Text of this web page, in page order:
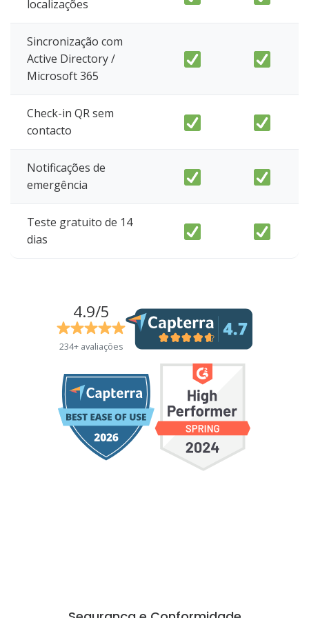
localizações
Sincronização com
Active Directory /
Microsoft 365
Check-in QR sem
contacto
Notificações de
emergência
Teste gratuito de 14
dias
4.9/5
234+ avaliações